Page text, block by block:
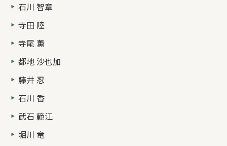
石川 智章
寺田 陸
寺尾 薫
都地 沙也加
藤井 忍
石川 香
武石 範江
堀川 竜